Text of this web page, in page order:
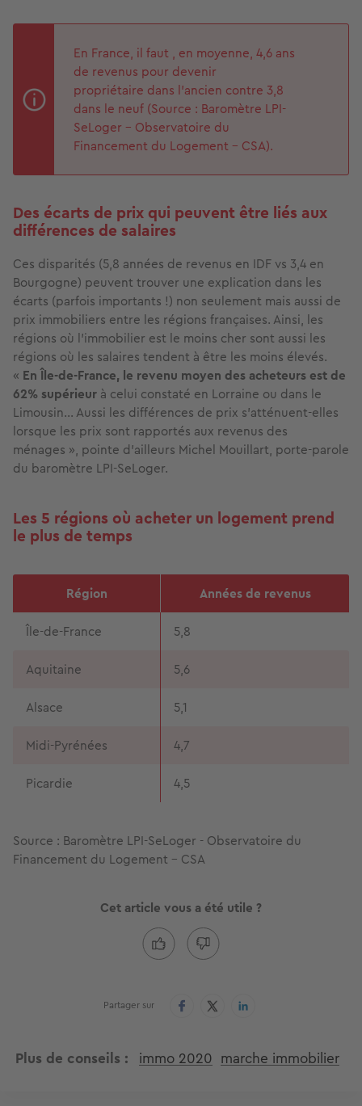
En France, il faut , en moyenne, 4,6 ans
de revenus pour devenir
propriétaire dans l'ancien contre 3,8
dans le neuf (Source : Baromètre LPI-
SeLoger - Observatoire du
Financement du Logement - CSA).
Des écarts de prix qui peuvent être liés aux
différences de salaires
Ces disparités (5,8 années de revenus en IDF vs 3,4 en
Bourgogne) peuvent trouver une explication dans les
écarts (parfois importants !) non seulement mais aussi de
prix immobiliers entre les régions françaises. Ainsi, les
régions où l'immobilier est le moins cher sont aussi les
régions où les salaires tendent à être les moins élevés.
« En Île-de-France, le revenu moyen des acheteurs est de
62% supérieur à celui constaté en Lorraine ou dans le
Limousin... Aussi les différences de prix s’atténuent-elles
lorsque les prix sont rapportés aux revenus des
ménages », pointe d’ailleurs Michel Mouillart, porte-parole
du baromètre LPI-SeLoger.
Les 5 régions où acheter un logement prend
le plus de temps
Région Années de revenus
Île-de-France 5,8
Aquitaine 5,6
Alsace 5,1
Midi-Pyrénées 4,7
Picardie 4,5
Source : Baromètre LPI-SeLoger - Observatoire du
Financement du Logement - CSA
Cet article vous a été utile ?
Partager sur
Plus de conseils immo 2020 marche immobilier